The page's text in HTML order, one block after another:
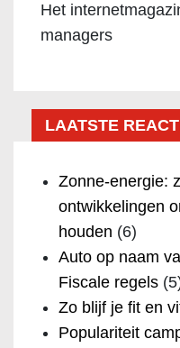
Het
managers
LAATSTE
Zonne-energie:
ontwikkelingen
houden (6)
Auto op naam
Fiscale regels
Zo blijf je fit en
Populariteit